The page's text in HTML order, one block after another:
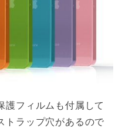
護フィルムも付属して
トラップ穴があるので